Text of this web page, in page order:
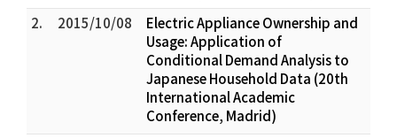
2.
2015/10/08
Electric Appliance Ownership and
Usage: Application of
Conditional Demand Analysis to
Japanese Household Data (20th
International Academic
Conference, Madrid)